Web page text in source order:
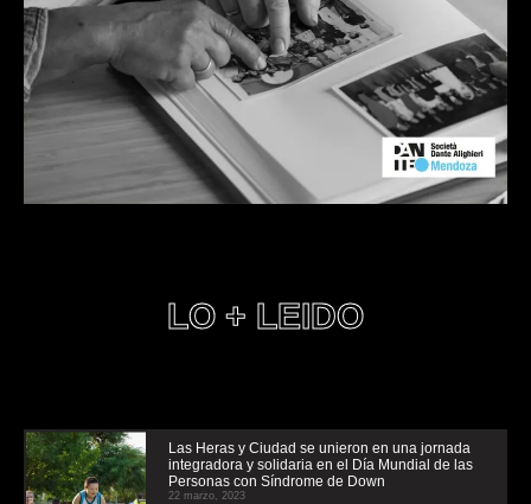
LO + LEIDO
Las Heras y Ciudad se unieron en una jornada
integradora y solidaria en el Día Mundial de las
Personas con Síndrome de Down
22 marzo, 2023